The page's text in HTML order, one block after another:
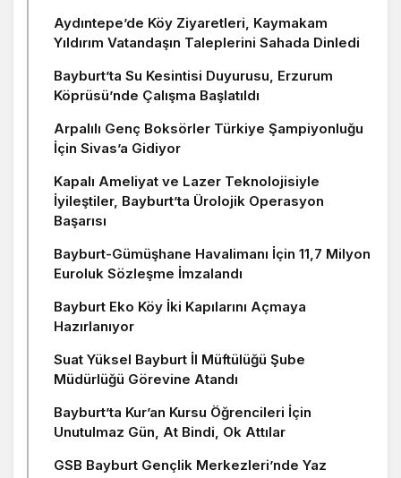
Aydıntepe’de Köy Ziyaretleri, Kaymakam
Yıldırım Vatandaşın Taleplerini Sahada Dinledi
Bayburt’ta Su Kesintisi Duyurusu, Erzurum
Köprüsü’nde Çalışma Başlatıldı
Arpalılı Genç Boksörler Türkiye Şampiyonluğu
İçin Sivas’a Gidiyor
Kapalı Ameliyat ve Lazer Teknolojisiyle
İyileştiler, Bayburt’ta Ürolojik Operasyon
Başarısı
Bayburt-Gümüşhane Havalimanı İçin 11,7 Milyon
Euroluk Sözleşme İmzalandı
Bayburt Eko Köy İki Kapılarını Açmaya
Hazırlanıyor
Suat Yüksel Bayburt İl Müftülüğü Şube
Müdürlüğü Görevine Atandı
Bayburt’ta Kur’an Kursu Öğrencileri İçin
Unutulmaz Gün, At Bindi, Ok Attılar
GSB Bayburt Gençlik Merkezleri’nde Yaz